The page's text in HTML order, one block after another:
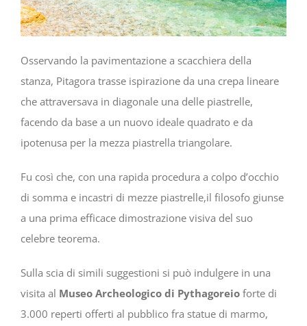
Osservando la pavimentazione a scacchiera della
stanza, Pitagora trasse ispirazione da una crepa lineare
che attraversava in diagonale una delle piastrelle,
facendo da base a un nuovo ideale quadrato e da
ipotenusa per la mezza piastrella triangolare.
Fu così che, con una rapida procedura a colpo d’occhio
di somma e incastri di mezze piastrelle,il filosofo giunse
a una prima efficace dimostrazione visiva del suo
celebre teorema.
Sulla scia di simili suggestioni si può indulgere in una
visita al Museo Archeologico di Pythagoreio forte di
3.000 reperti offerti al pubblico fra statue di marmo,